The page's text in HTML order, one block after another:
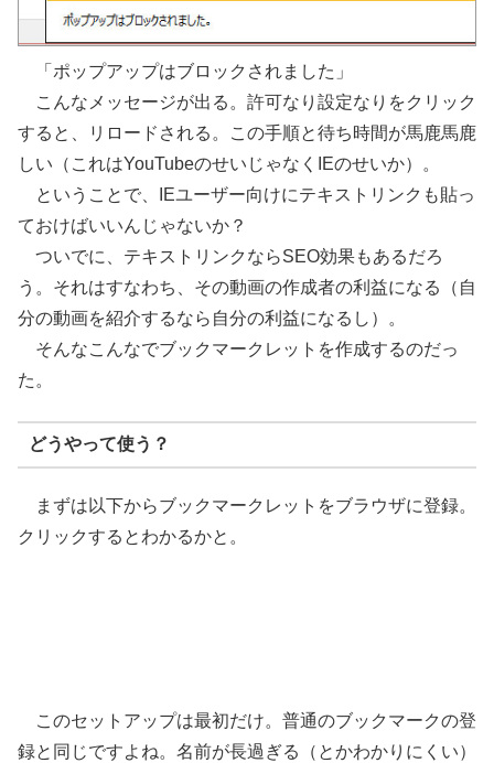
「ポップアップはブロックされました」
こんなメッセージが出る。許可なり設定なりをクリック
すると、リロードされる。この手順と待ち時間が馬鹿馬鹿
しい（これはYouTubeのせいじゃなくIEのせいか）。
ということで、IEユーザー向けにテキストリンクも貼っ
ておけばいいんじゃないか？
ついでに、テキストリンクならSEO効果もあるだろ
う。それはすなわち、その動画の作成者の利益になる（自
分の動画を紹介するなら自分の利益になるし）。
そんなこんなでブックマークレットを作成するのだっ
た。
どうやって使う？
まずは以下からブックマークレットをブラウザに登録。
クリックするとわかるかと。
このセットアップは最初だけ。普通のブックマークの登
録と同じですよね。名前が長過ぎる（とかわかりにくい）